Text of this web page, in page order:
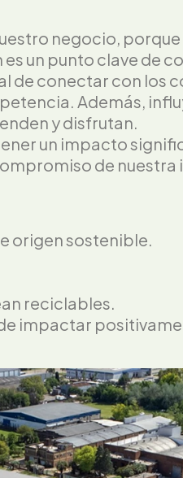
negocio,
un punto clave de
de conectar con los
Además,
y disfrutan.
un impacto
de
origen sostenible.
reciclables.
impactar